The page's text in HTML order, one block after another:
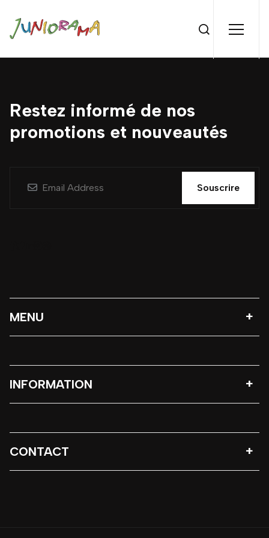
Restez informé de nos
promotions et nouveautés
Souscrire
MENU
INFORMATION
CONTACT